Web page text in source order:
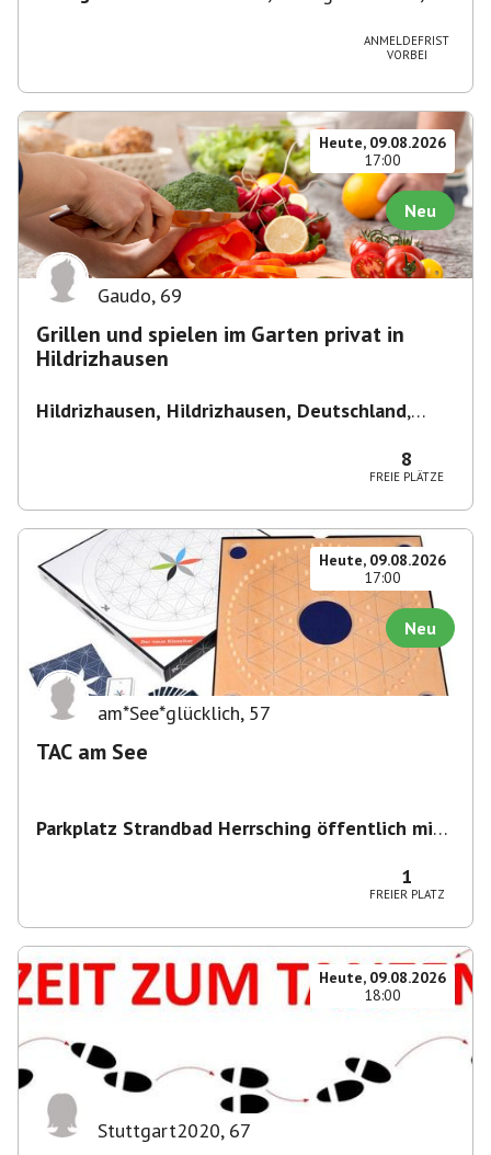
ANMELDEFRIST
VORBEI
Heute, 09.08.2026
17:00
Neu
Gaudo, 69
Grillen und spielen im Garten privat in
Hildrizhausen
Hildrizhausen, Hildrizhausen, Deutschland,
8
FREIE PLÄTZE
Heute, 09.08.2026
17:00
Neu
am*See*glücklich, 57
TAC am See
Parkplatz Strandbad Herrsching öffentlich mit
1
FREIER PLATZ
Heute, 09.08.2026
18:00
Stuttgart2020, 67